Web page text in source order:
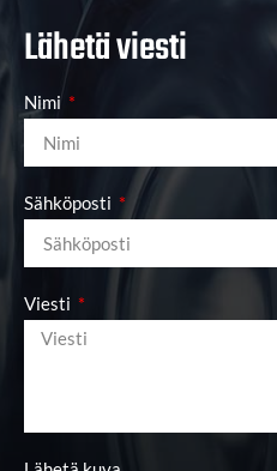
Lähetä viesti
Nimi
Sähköposti
Viesti